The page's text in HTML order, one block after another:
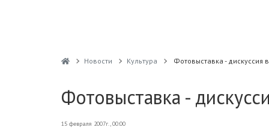
Новости Культура Фотовыставка -
Фотовыставка -
15 февраля 2007г., 00:00